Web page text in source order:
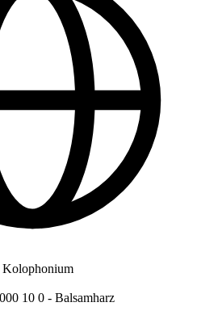
Kolophonium
10 0 - Balsamharz